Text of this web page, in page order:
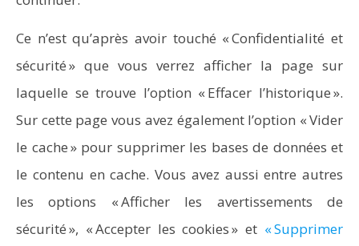
Ce n’est qu’après avoir touché « Confidentialité et
sécurité » que vous verrez afficher la page sur
laquelle se trouve l’option « Effacer l’historique ».
Sur cette page vous avez également l’option « Vider
le cache » pour supprimer les bases de données et
le contenu en cache. Vous avez aussi entre autres
les options « Afficher les avertissements de
sécurité », « Accepter les cookies » et « Supprimer